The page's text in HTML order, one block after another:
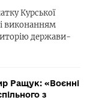
Курської
виконанням
держави-
Ращук: «Воєнні
з